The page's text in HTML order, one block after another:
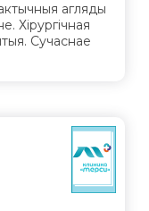
агляды
Хірургічная
Сучаснае